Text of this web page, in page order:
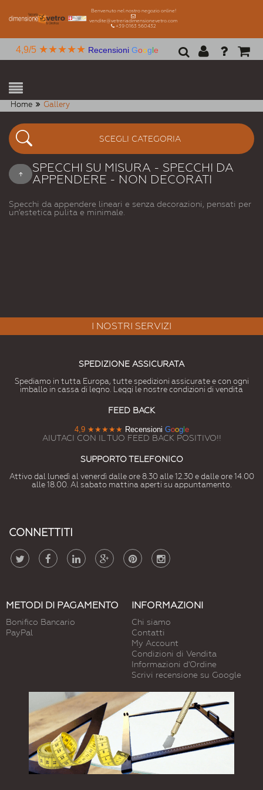
Benvenuto nel nostro negozio online!
vendite@vetreriadimensionevetro.com
+39 0163 560432
4,9/5 ★★★★★ Recensioni Google
Home Gallery
SCEGLI CATEGORIA
SPECCHI SU MISURA - SPECCHI DA
APPENDERE - NON DECORATI
Specchi da appendere lineari e senza decorazioni, pensati per
un’estetica pulita e minimale.
I NOSTRI SERVIZI
SPEDIZIONE ASSICURATA
Spediamo in tutta Europa, tutte spedizioni assicurate e con ogni
imballo in cassa di legno. Leggi le nostre condizioni di vendita
FEED BACK
4,9 ★★★★★ Recensioni Googl e
AIUTACI CON IL TUO FEED BACK POSITIVO!!
SUPPORTO TELEFONICO
Attivo dal lunedì al venerdì dalle ore 8.30 alle 12.30 e dalle ore 14.00
alle 18.00. Al sabato mattina aperti su appuntamento.
CONNETTITI
METODI DI PAGAMENTO
Bonifico Bancario
PayPal
INFORMAZIONI
Chi siamo
Contatti
My Account
Condizioni di Vendita
Informazioni d'Ordine
Scrivi recensione su Google